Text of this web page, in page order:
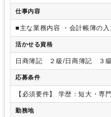
（税務）
仕事内容
■主な業務内容 ・会計帳簿の
・税務申告などの税務・会計
も豊富にあり、専門性を高める
キルに応じて、まずは記帳代
務からスタートしていただき
を広げていきます。
活かせる資格
日商簿記 ２級/日商簿記 ３級
応募条件
【必須要件】 学歴：短大・専
験でも構いません。公的資格
度の知識をお持ちの方
勤務地